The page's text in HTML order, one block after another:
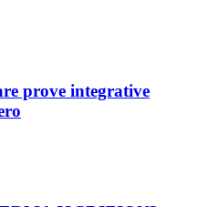
prove integrative